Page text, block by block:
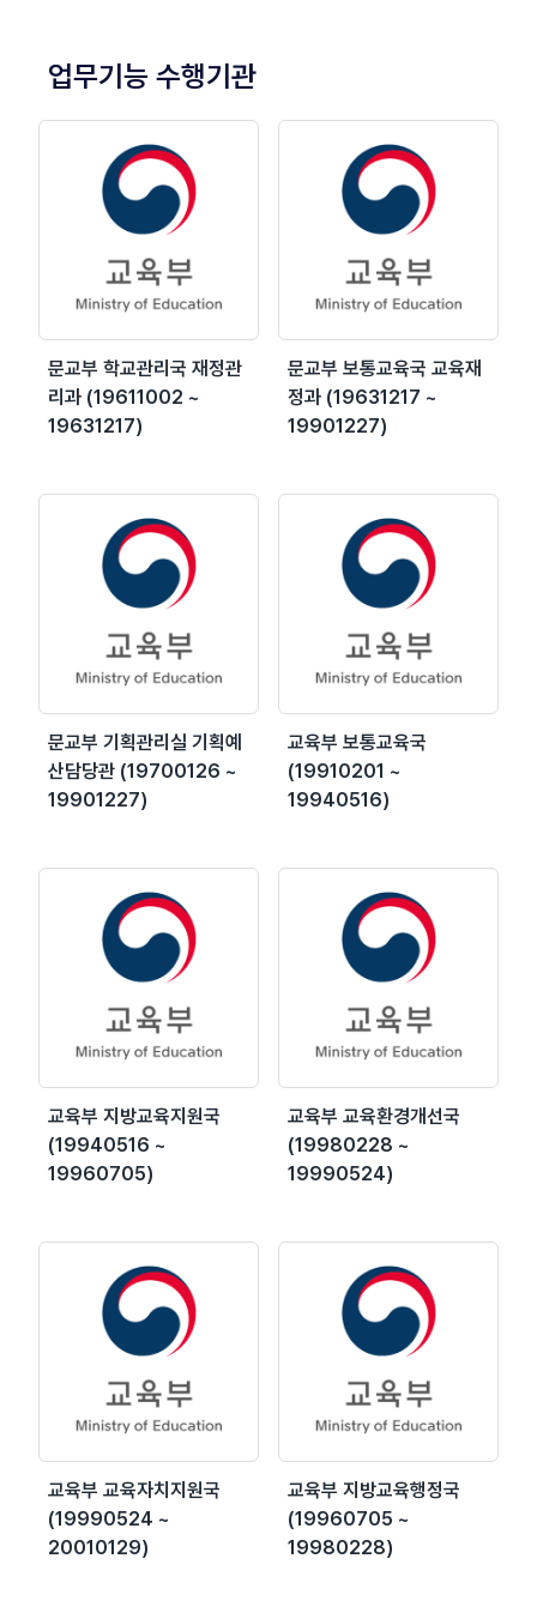
업무기능 수행기관
문교부 학교관리국 재정관
리과 (19611002 ~
19631217)
문교부 보통교육국 교육재
정과 (19631217 ~
19901227)
문교부 기획관리실 기획예
산담당관 (19700126 ~
19901227)
교육부 보통교육국
(19910201 ~
19940516)
교육부 지방교육지원국
(19940516 ~
19960705)
교육부 교육환경개선국
(19980228 ~
19990524)
교육부 교육자치지원국
(19990524 ~
20010129)
교육부 지방교육행정국
(19960705 ~
19980228)